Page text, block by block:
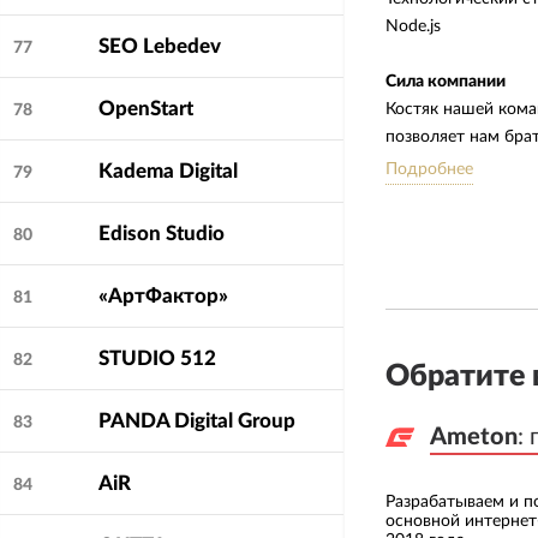
77 SEO Lebedev
78 OpenStart
79 Kadema Digital
80 Edison Studio
81 «АртФактор»
82 STUDIO 512
83 PANDA Digital Group
84 AiR
Node.js
Сила компании
Костяк нашей
позволяет нам
версиях этой
Особенности
техническим
Чтобы у клиента
работой,
Подробнее
Обратите
Ameton:
Ameton:
Разрабатываем и
основной